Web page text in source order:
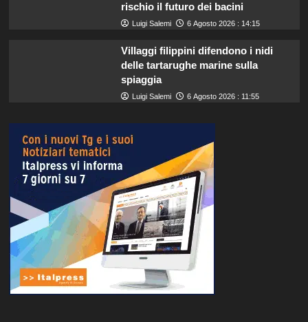
rischio il futuro dei bacini
Luigi Salemi 6 Agosto 2026 : 14:15
Villaggi filippini difendono i nidi
delle tartarughe marine sulla
spiaggia
Luigi Salemi 6 Agosto 2026 : 11:55